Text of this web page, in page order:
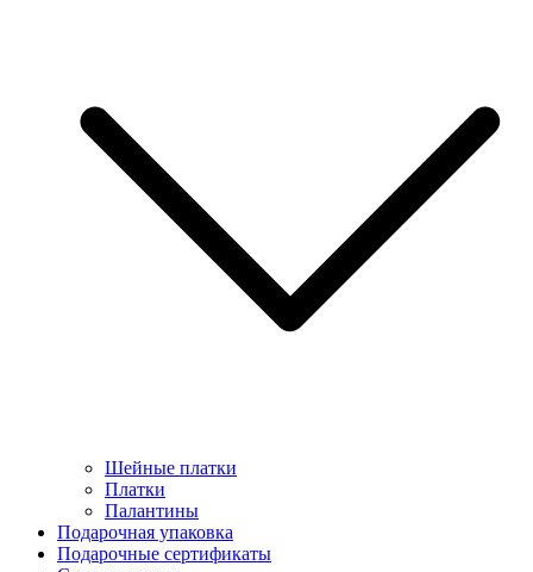
Шейные платки
Платки
Палантины
Подарочная упаковка
Подарочные сертификаты